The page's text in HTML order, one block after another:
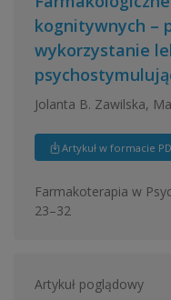
kognitywnych –
wykorzystanie
Jolanta B. Zawilska,
Artykuł w formacie
Farmakoterapia w
23–32
Artykuł poglądowy